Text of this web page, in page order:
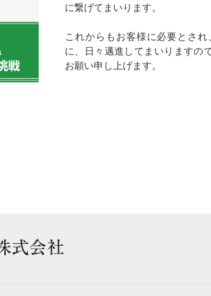
に繋げてまいります。
これからもお客様に必要とさ
に、日々邁進してまいりますの
お願い申し上げます。